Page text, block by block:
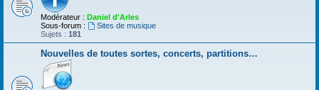
Modérateur : Daniel d'Arles
Sous-forum :
Sites de musique
Sujets : 181
Nouvelles de toutes sortes, concerts, partitions…